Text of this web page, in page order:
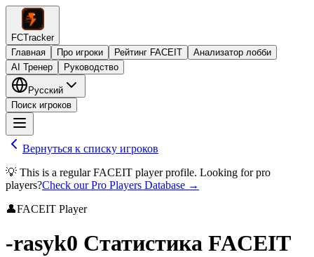
FCTracker
Главная
Про игроки Рейтинг FACEIT
Анализатор лобби
AI Тренер
Руководство
Русский
Поиск игроков
Вернуться к списку игроков
💡 This is a regular FACEIT player profile. Looking for pro
players?Check our Pro Players Database →
👤FACEIT Player
-rasyk0 Статистика FACEIT